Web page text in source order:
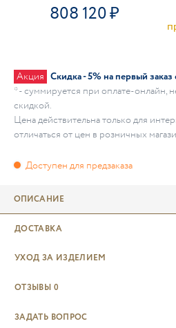
808 120
Акция Скидка - 5% на первый
* - суммируется при оплате-онлайн,
скидкой.
Цена действительна только для
отличаться от цен в розничных
ОПИСАНИЕ
ДОСТАВКА
УХОД ЗА ИЗДЕЛИЕМ
ОТЗЫВЫ 0
ЗАДАТЬ ВОПРОС